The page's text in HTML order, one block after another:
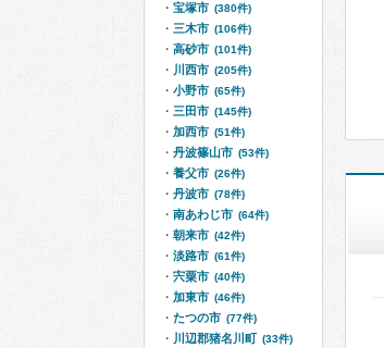
宝塚市 (380件)
三木市 (106件)
高砂市 (101件)
川西市 (205件)
小野市 (65件)
三田市 (145件)
加西市 (51件)
丹波篠山市 (53件)
養父市 (26件)
丹波市 (78件)
南あわじ市 (64件)
朝来市 (42件)
淡路市 (61件)
宍粟市 (40件)
加東市 (46件)
たつの市 (77件)
川辺郡猪名川町 (33件)